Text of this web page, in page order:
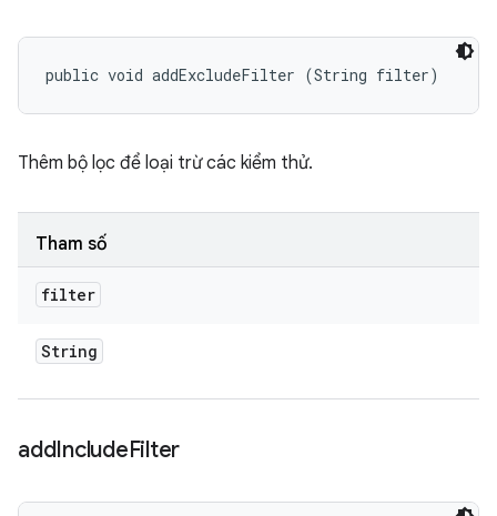
public void addExcludeFilter (String filter)
Thêm bộ lọc để loại trừ các kiểm thử.
Tham số
filter
String
addIncludeFilter